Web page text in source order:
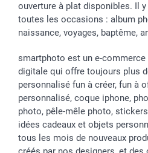
ouverture à plat disponibles. Il
toutes les occasions : album
naissance, voyages, baptême,
smartphoto est un e-
digitale qui offre toujours plus
personnalisé fun à créer, fun à
personnalisé, coque iphone,
photo, pêle-mêle photo,
idées cadeaux et objets
tous les mois de nouveaux